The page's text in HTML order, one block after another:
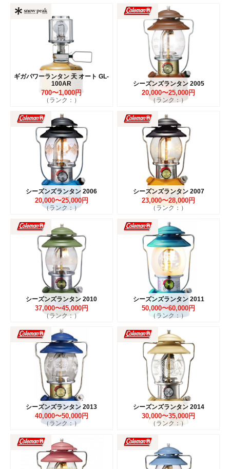
ギガパワーランタン 天 オート GL-
100AR
700〜1,000円
（ランク：）
シーズンズランタン 2005
20,000〜25,000円
（ランク：）
シーズンズランタン 2006
20,000〜25,000円
（ランク：）
シーズンズランタン 2007
23,000〜28,000円
（ランク：）
シーズンズランタン 2010
37,000〜45,000円
（ランク：）
シーズンズランタン 2011
50,000〜60,000円
（ランク：）
シーズンズランタン 2013
40,000〜50,000円
（ランク：）
シーズンズランタン 2014
30,000〜35,000円
（ランク：）